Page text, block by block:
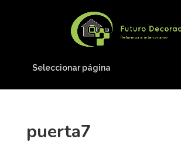
Seleccionar página
puerta7